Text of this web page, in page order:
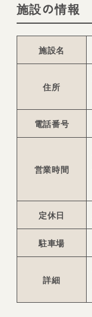
施設の情報
施設名
住所
電話番号
営業時間
定休日
駐車場
詳細